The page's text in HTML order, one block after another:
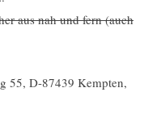
aus nah und fern (auch
55, D-87439 Kempten,